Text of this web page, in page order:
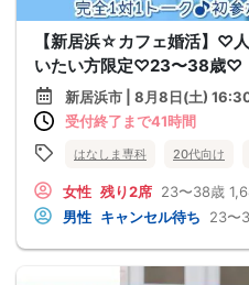
【新居浜☆カフェ婚活】♡
いたい方限定♡23〜38歳♡
新居浜市 | 8月8日(土)
受付終了まで41時間
はなしま専科 20代向け
女性 残り2席 23〜38歳
男性 キャンセル待ち 23〜